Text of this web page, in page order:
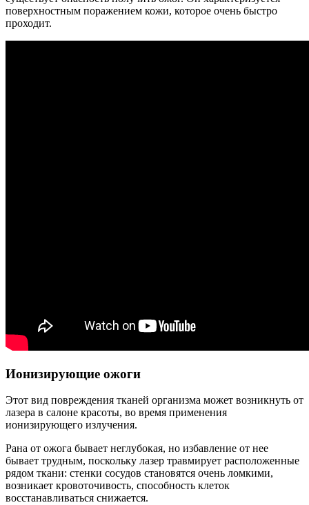
поверхностным поражением кожи, которое очень быстро
проходит.
Ионизирующие ожоги
Этот вид повреждения тканей организма может возникнуть от
лазера в салоне красоты, во время применения
ионизирующего излучения.
Рана от ожога бывает неглубокая, но избавление от нее
бывает трудным, поскольку лазер травмирует расположенные
рядом ткани: стенки сосудов становятся очень ломкими,
возникает кровоточивость, способность клеток
восстанавливаться снижается.